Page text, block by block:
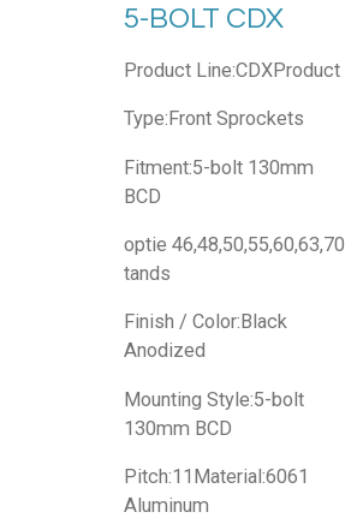
5-BOLT CDX
Product Line:CDXProduct
Type:Front Sprockets
Fitment:5-bolt 130mm
BCD
optie 46,48,50,55,60,63,70
tands
Finish / Color:Black
Anodized
Mounting Style:5-bolt
130mm BCD
Pitch:11Material:6061
Aluminum